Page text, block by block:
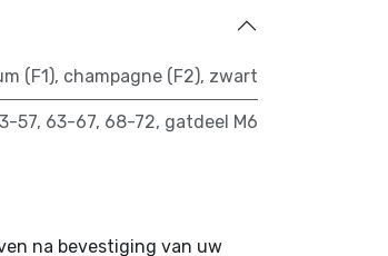
(F1), champagne (F2), zwart
57, 63-67, 68-72, gatdeel M6
na bevestiging van uw